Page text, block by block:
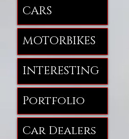
CARS
MOTORBIKES
INTERESTING
Portfolio
Car Dealers